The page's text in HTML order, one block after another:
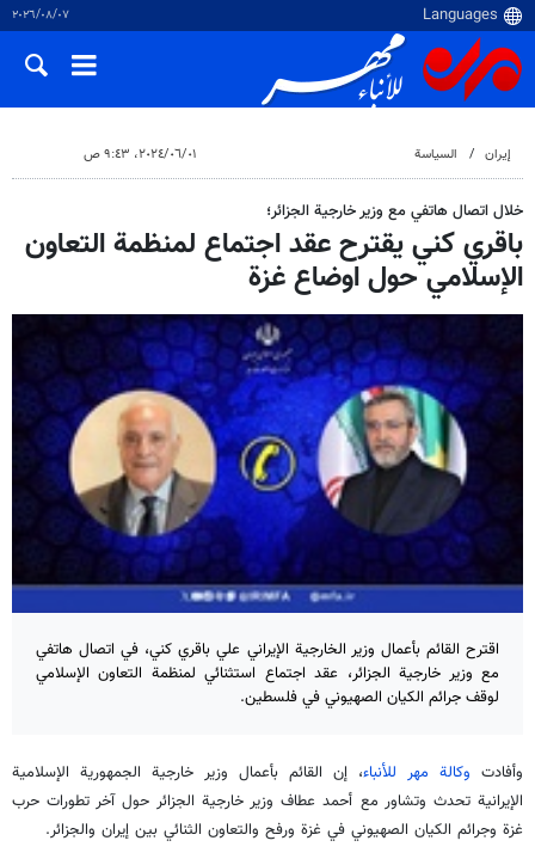
٠٧‏/٠٨‏/٢٠٢٦
إيران السياسة ٠١‏/٠٦‏/٢٠٢٤، ٩:٤٣ ص
خلال اتصال هاتفي مع وزير خارجية الجزائر؛
باقري كني يقترح عقد اجتماع لمنظمة التعاون
الإسلامي حول اوضاع غزة
اقترح القائم بأعمال وزير الخارجية الإيراني علي باقري كني، في اتصال هاتفي
مع وزير خارجية الجزائر، عقد اجتماع استثنائي لمنظمة التعاون الإسلامي
لوقف جرائم الكيان الصهيوني في فلسطين.
وأفادت وكالة مهر للأنباء، إن القائم بأعمال وزير خارجية الجمهورية الإسلامية
الإيرانية تحدث وتشاور مع أحمد عطاف وزير خارجية الجزائر حول آخر تطورات حرب
غزة وجرائم الكيان الصهيوني في غزة ورفح والتعاون الثنائي بين إيران والجزائر.